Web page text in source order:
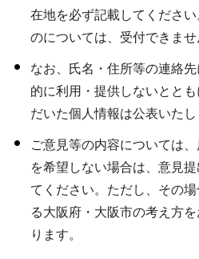
在地を必ず記載してくださ
のについては、受付できませ
なお、氏名・住所等の連絡
的に利用・提供しないとと
だいた個人情報は公表いたし
ご意見等の内容については
を希望しない場合は、意見
てください。ただし、その
る大阪府・大阪市の考え方
ります。